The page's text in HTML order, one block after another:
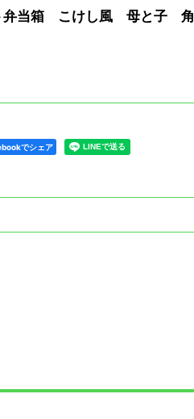
弁当箱 こけし風 母と子
でシェア